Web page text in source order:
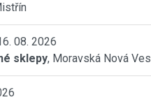
08. 2026
sklepy, Moravská Nová Ves